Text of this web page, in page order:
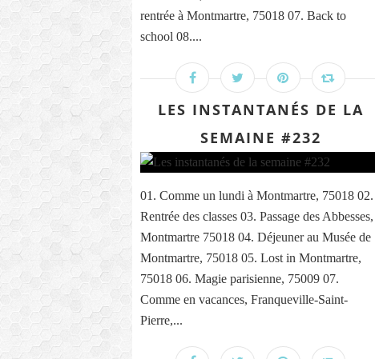
rentrée à Montmartre, 75018 07. Back to
school 08....
LES INSTANTANÉS DE LA
SEMAINE #232
01. Comme un lundi à Montmartre, 75018 02.
Rentrée des classes 03. Passage des Abbesses,
Montmartre 75018 04. Déjeuner au Musée de
Montmartre, 75018 05. Lost in Montmartre,
75018 06. Magie parisienne, 75009 07.
Comme en vacances, Franqueville-Saint-
Pierre,...